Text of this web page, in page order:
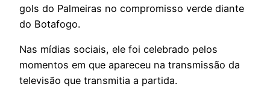
gols do Palmeiras no compromisso verde diante
do Botafogo.
Nas mídias sociais, ele foi celebrado pelos
momentos em que apareceu na transmissão da
televisão que transmitia a partida.